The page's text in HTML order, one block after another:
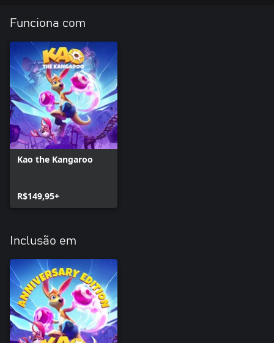
Funciona com
Kao the Kangaroo
R$149,95+
Inclusão em